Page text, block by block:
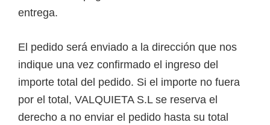
entrega.
El pedido será enviado a la dirección que nos
indique una vez confirmado el ingreso del
importe total del pedido. Si el importe no fuera
por el total, VALQUIETA S.L se reserva el
derecho a no enviar el pedido hasta su total